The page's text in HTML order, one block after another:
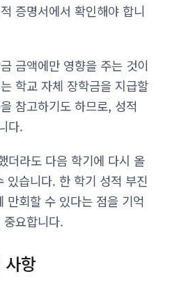
증명서에서 확인해야 합니
금액에만 영향을 주는 것이
학교 자체 장학금을 지급할
참고하기도 하므로, 성적
다.
더라도 다음 학기에 다시 올
있습니다. 한 학기 성적 부진
만회할 수 있다는 점을 기억
요합니다.
항